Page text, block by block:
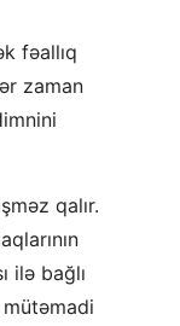
fəallıq
zaman
qalır.
ilə bağlı